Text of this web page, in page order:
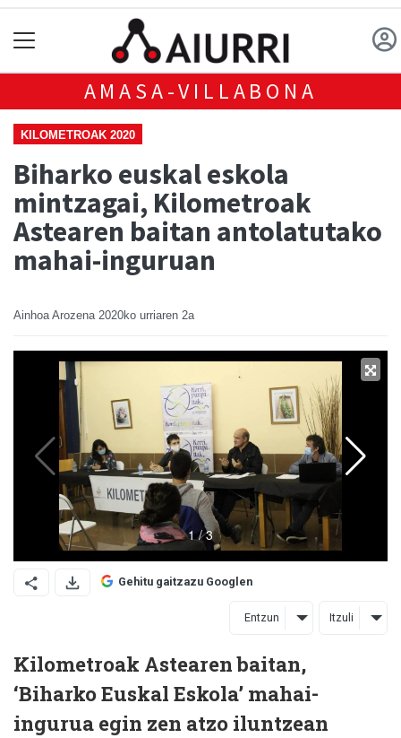
AMASA-VILLABONA
KILOMETROAK 2020
Biharko euskal eskola
mintzagai, Kilometroak
Astearen baitan antolatutako
mahai-inguruan
Ainhoa Arozena 2020ko urriaren 2a
Gehitu gaitzazu Googlen
Entzun Itzuli
Kilometroak Astearen baitan,
‘Biharko Euskal Eskola’ mahai-
ingurua egin zen atzo iluntzean